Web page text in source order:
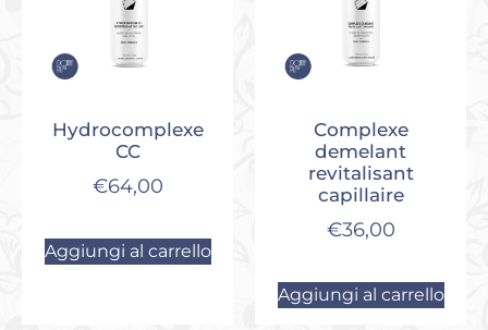
Hydrocomplexe
CC
€64,00
Aggiungi al carrello
Complexe
demelant
revitalisant
capillaire
€36,00
Aggiungi al carrello